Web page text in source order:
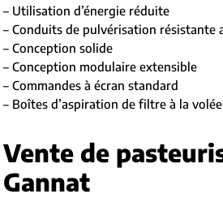
– Utilisation d’énergie réduite
– Conduits de pulvérisation résistante
– Conception solide
– Conception modulaire extensible
– Commandes à écran standard
– Boîtes d’aspiration de filtre à la volée
Vente de
Gannat